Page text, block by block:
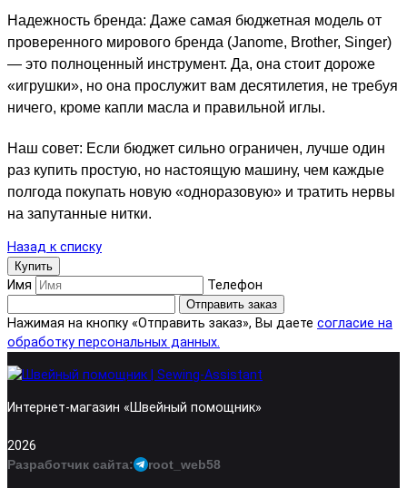
Надежность бренда: Даже самая бюджетная модель от
проверенного мирового бренда (Janome, Brother, Singer)
— это полноценный инструмент. Да, она стоит дороже
«игрушки», но она прослужит вам десятилетия, не требуя
ничего, кроме капли масла и правильной иглы.
Наш совет: Если бюджет сильно ограничен, лучше один
раз купить простую, но настоящую машину, чем каждые
полгода покупать новую «одноразовую» и тратить нервы
на запутанные нитки.
Назад к списку
Купить
Имя Телефон
Отправить заказ
Нажимая на кнопку «Отправить заказ», Вы даете согласие на
обработку персональных данных.
Интернет-магазин «Швейный помощник»
2026
Разработчик сайта: root_web58